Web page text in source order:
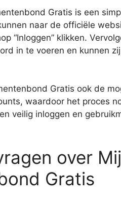
Gratis is een
naar de officiële
“Inloggen” klikken.
in te voeren en kunnen
Gratis ook de
waardoor het proces
veilig inloggen en
over
Gratis